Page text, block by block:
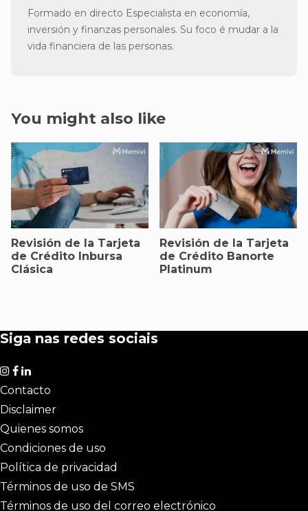
Formado en directo Especialista en economía,
inversión y finanzas personales. Su foco é mudar a la
vida financiera de las personas.
You might also like
Revisión de la Tarjeta
de Crédito Inbursa
Clásica
Revisión de la Tarjeta
de Crédito Banorte
Platinum
Siga nas redes sociais
Contacto
Disclaimer
Quienes somos
Condiciones de uso
Política de privacidad
Términos de uso de SMS
Términos de uso del correo electrónico